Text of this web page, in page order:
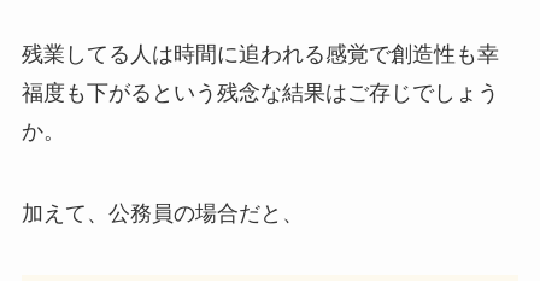
残業してる人は時間に追われる感覚で創造性も幸
福度も下がるという残念な結果はご存じでしょう
か。
加えて、公務員の場合だと、